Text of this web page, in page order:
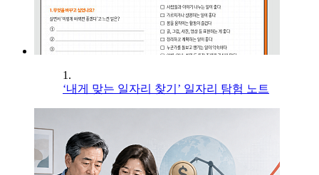
1.
‘내게 맞는 일자리 찾기’ 일자리 탐험 노트